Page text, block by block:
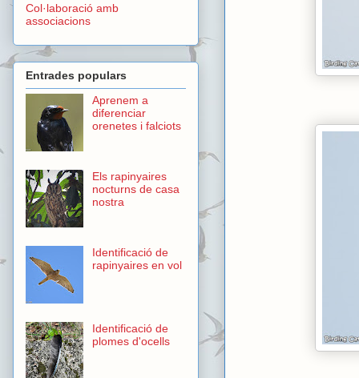
Col·laboració amb
associacions
Entrades populars
Aprenem a
diferenciar
orenetes i falciots
Els rapinyaires
nocturns de casa
nostra
Identificació de
rapinyaires en vol
Identificació de
plomes d'ocells